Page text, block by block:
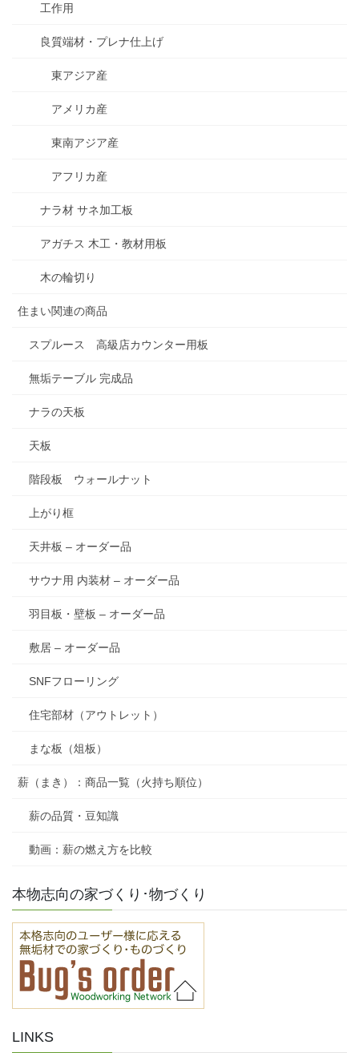
工作用
良質端材・プレナ仕上げ
東アジア産
アメリカ産
東南アジア産
アフリカ産
ナラ材 サネ加工板
アガチス 木工・教材用板
木の輪切り
住まい関連の商品
スプルース 高級店カウンター用板
無垢テーブル 完成品
ナラの天板
天板
階段板 ウォールナット
上がり框
天井板 – オーダー品
サウナ用 内装材 – オーダー品
羽目板・壁板 – オーダー品
敷居 – オーダー品
SNFフローリング
住宅部材（アウトレット）
まな板（俎板）
薪（まき）：商品一覧（火持ち順位）
薪の品質・豆知識
動画：薪の燃え方を比較
本物志向の家づくり･物づくり
LINKS